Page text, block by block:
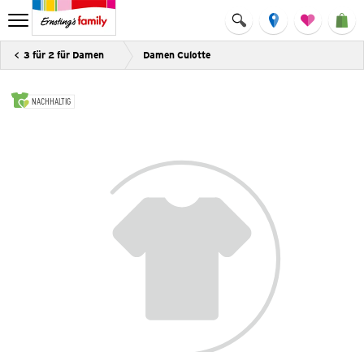
3 für 2 für Damen Damen Culotte
NACHHALTIG